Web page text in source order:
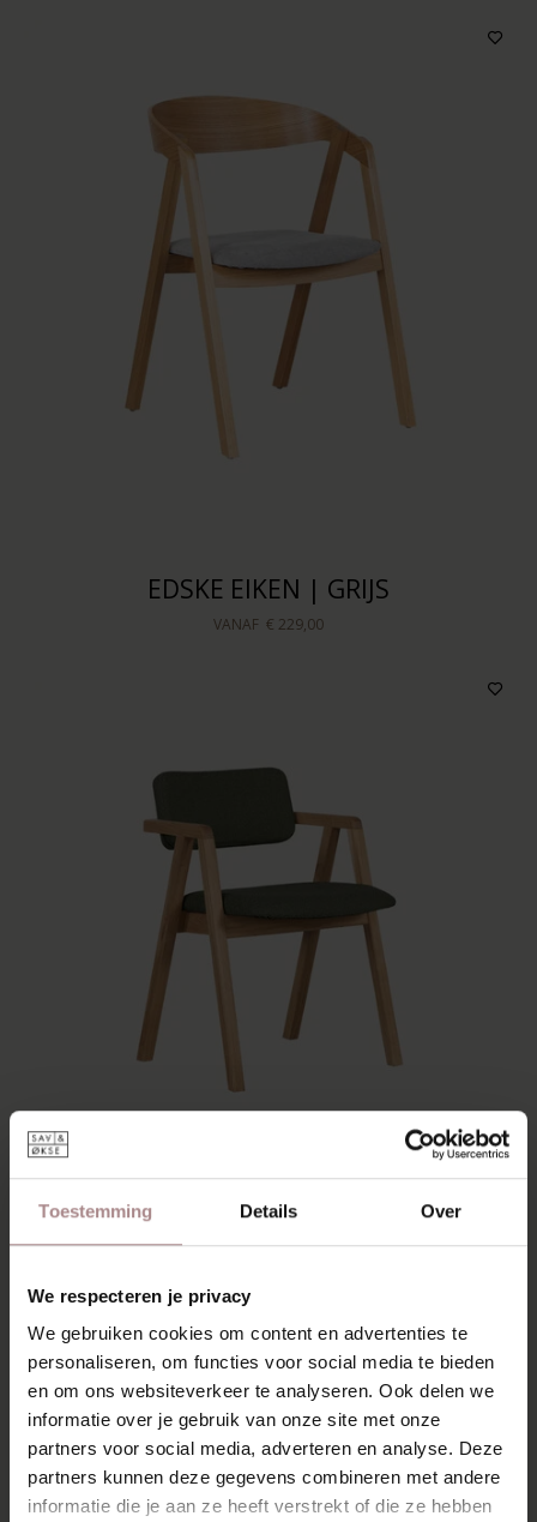
Toestemming Details Over
We respecteren je privacy
We gebruiken cookies om content en advertenties te
personaliseren, om functies voor social media te bieden
en om ons websiteverkeer te analyseren. Ook delen we
informatie over je gebruik van onze site met onze
partners voor social media, adverteren en analyse. Deze
partners kunnen deze gegevens combineren met andere
informatie die je aan ze heeft verstrekt of die ze hebben
EDSKE EIKEN | GRIJS
VANAF € 229,00
ENYA EIKEN | MOSGROEN